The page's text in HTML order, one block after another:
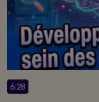
6:28